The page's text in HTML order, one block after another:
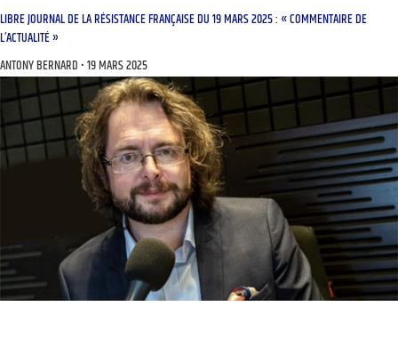
LIBRE JOURNAL DE LA RÉSISTANCE FRANÇAISE DU 19 MARS 2025 : « COMMENTAIRE DE
L’ACTUALITÉ »
ANTONY BERNARD 19 MARS 2025